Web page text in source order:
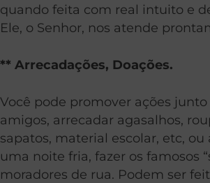
quando feita com real intuito e
Ele, o Senhor, nos atende
** Arrecadações, Doações.
Você pode promover ações
amigos, arrecadar agasalhos,
sapatos, material escolar, etc,
uma noite fria, fazer os famosos
moradores de rua. Podem ser